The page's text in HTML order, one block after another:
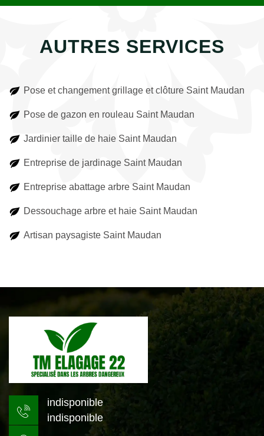
AUTRES SERVICES
Pose et changement grillage et clôture Saint Maudan
Pose de gazon en rouleau Saint Maudan
Jardinier taille de haie Saint Maudan
Entreprise de jardinage Saint Maudan
Entreprise abattage arbre Saint Maudan
Dessouchage arbre et haie Saint Maudan
Artisan paysagiste Saint Maudan
indisponible
indisponible